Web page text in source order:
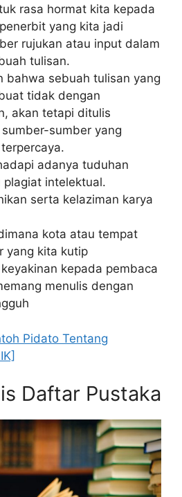
rasa hormat kita kepada
yang kita jadi
rujukan atau input dalam
tulisan.
bahwa sebuah tulisan yang
tidak dengan
akan tetapi ditulis
sumber yang
adanya tuduhan
intelektual.
serta kelaziman karya
kota atau tempat
yang kita kutip
kepada pembaca
menulis dengan
Pidato Tentang
Daftar Pustaka